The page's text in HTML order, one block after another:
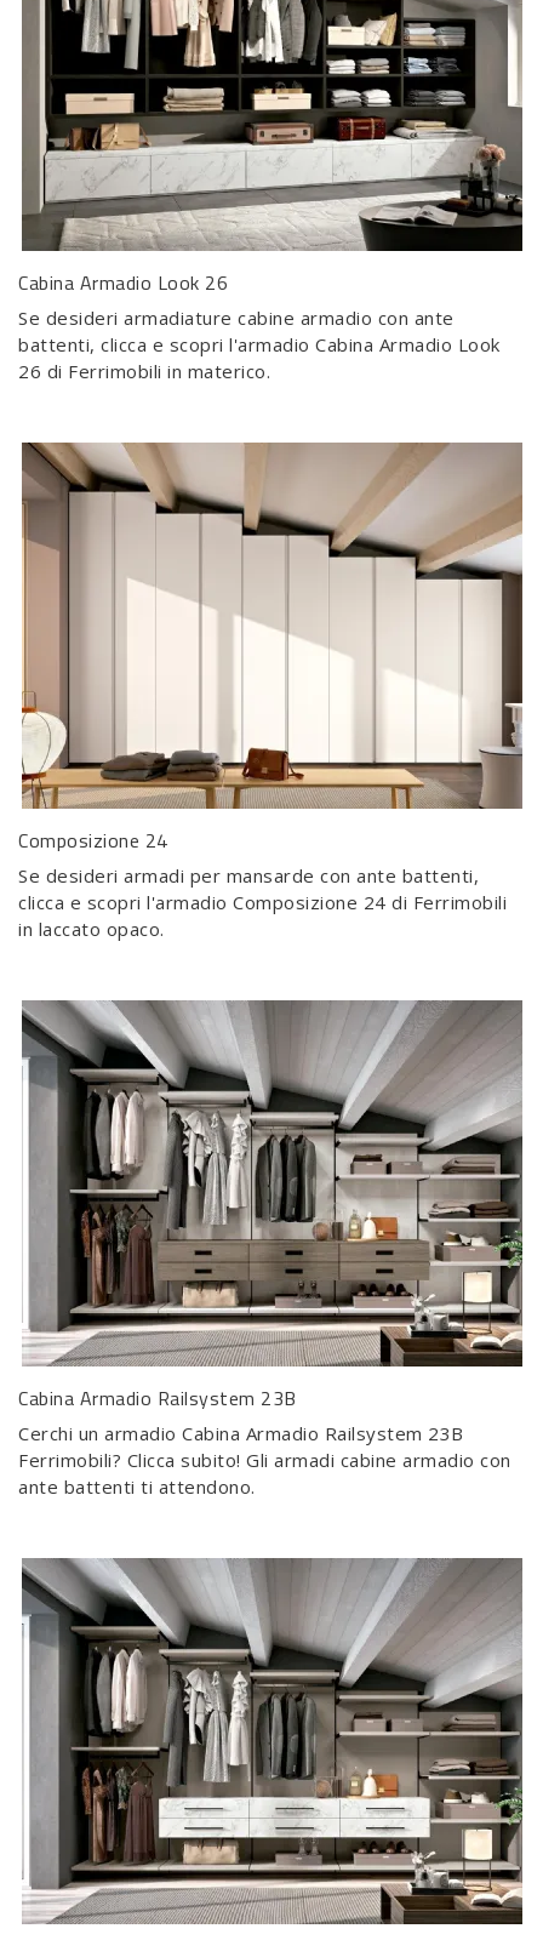
Cabina Armadio Look 26
Se desideri armadiature cabine armadio con ante
battenti, clicca e scopri l'armadio Cabina Armadio Look
26 di Ferrimobili in materico.
Composizione 24
Se desideri armadi per mansarde con ante battenti,
clicca e scopri l'armadio Composizione 24 di Ferrimobili
in laccato opaco.
Cabina Armadio Railsystem 23B
Cerchi un armadio Cabina Armadio Railsystem 23B
Ferrimobili? Clicca subito! Gli armadi cabine armadio con
ante battenti ti attendono.